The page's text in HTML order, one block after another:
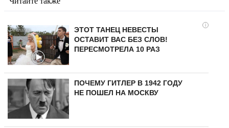
i
ЭТОТ ТАНЕЦ НЕВЕСТЫ
ОСТАВИТ ВАС БЕЗ СЛОВ!
ПЕРЕСМОТРЕЛА 10 РАЗ
ПОЧЕМУ ГИТЛЕР В 1942 ГОДУ
НЕ ПОШЕЛ НА МОСКВУ